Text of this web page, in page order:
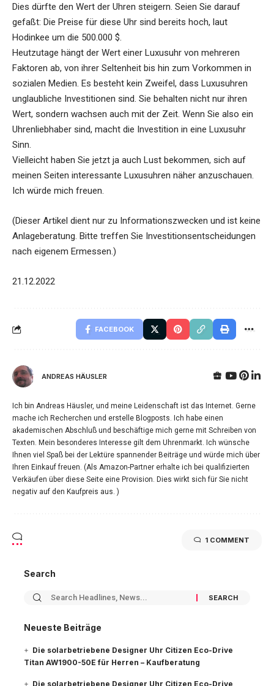
Dies dürfte den Wert der Uhren steigern. Seien Sie darauf
gefaßt: Die Preise für diese Uhr sind bereits hoch, laut
Hodinkee um die 500.000 $.
Heutzutage hängt der Wert einer Luxusuhr von mehreren
Faktoren ab, von ihrer Seltenheit bis hin zum Vorkommen in
sozialen Medien. Es besteht kein Zweifel, dass Luxusuhren
unglaubliche Investitionen sind. Sie behalten nicht nur ihren
Wert, sondern wachsen auch mit der Zeit. Wenn Sie also ein
Uhrenliebhaber sind, macht die Investition in eine Luxusuhr
Sinn.
Vielleicht haben Sie jetzt ja auch Lust bekommen, sich auf
meinen Seiten interessante Luxusuhren näher anzuschauen.
Ich würde mich freuen.
(Dieser Artikel dient nur zu Informationszwecken und ist keine
Anlageberatung. Bitte treffen Sie Investitionsentscheidungen
nach eigenem Ermessen.)
21.12.2022
FACEBOOK
ANDREAS HÄUSLER
Ich bin Andreas Häusler, und meine Leidenschaft ist das Internet. Gerne
mache ich Recherchen und erstelle Blogposts. Ich habe einen
akademischen Abschluß und beschäftige mich gerne mit Schreiben von
Texten. Mein besonderes Interesse gilt dem Uhrenmarkt. Ich wünsche
Ihnen viel Spaß bei der Lektüre spannender Beiträge und würde mich über
Ihren Einkauf freuen. (Als Amazon-Partner erhalte ich bei qualifizierten
Verkäufen über diese Seite eine Provision. Dies wirkt sich für Sie nicht
negativ auf den Kaufpreis aus. )
1 COMMENT
Search
Neueste Beiträge
Die solarbetriebene Designer Uhr Citizen Eco-Drive
Titan AW1900-50E für Herren – Kaufberatung
Die solarbetriebene Designer Uhr Citizen Eco-Drive